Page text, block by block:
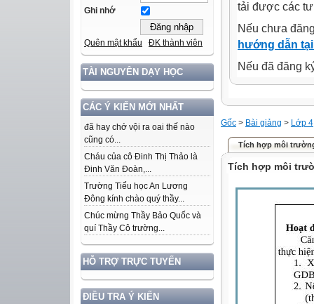
Ghi nhớ
Quên mật khẩu ĐK thành viên
TÀI NGUYÊN DẠY HỌC
CÁC Ý KIẾN MỚI NHẤT
đã hay chớ vội ra oai thế nào
cũng có...
Cháu của cô Đinh Thị Thảo là
Đinh Văn Đoàn,...
Trường Tiểu học An Lương
Đông kính chào quý thầy...
Chúc mừng Thầy Bảo Quốc và
quí Thầy Cô trường...
HỖ TRỢ TRỰC TUYẾN
ĐIỀU TRA Ý KIẾN
tải được các
Nếu chưa
hướng dẫn
Nếu đã đăng
Gốc > Bài giảng > Lớp 4
Tích hợp môi
Tích hợp môi